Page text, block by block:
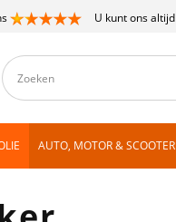
U kunt ons altijd
AUTO, MOTOR & SCOOTER